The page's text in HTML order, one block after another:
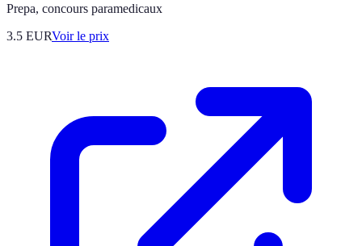
Prepa, concours paramedicaux
3.5 EURVoir le prix